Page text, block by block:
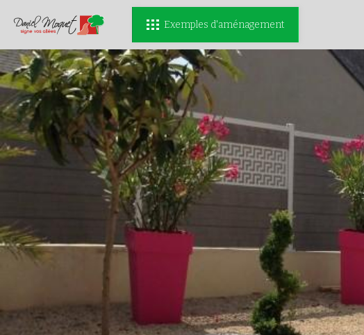
Exemples d'aménagement